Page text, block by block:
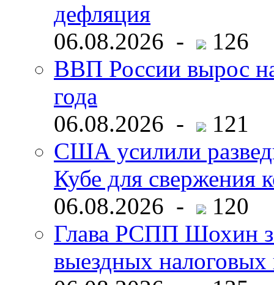
дефляция
06.08.2026 -
126
ВВП России вырос
года
06.08.2026 -
121
США усилили
Кубе для свержения
06.08.2026 -
120
Глава РСПП Шохин
выездных налоговых